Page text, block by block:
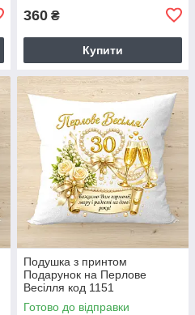
360 ₴
Купити
Подушка з принтом
Подарунок на Перлове
Весілля код 1151
Готово до відправки